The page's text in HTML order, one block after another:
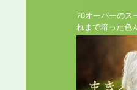
70オーバーのス
れまで培った色